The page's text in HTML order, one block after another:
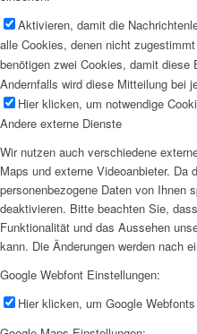
Aktivieren, damit die
alle Cookies, denen nicht
benötigen zwei Cookies, damit diese
Andernfalls wird diese Mitteilung bei
Hier klicken, um notwendige
Andere externe Dienste
Wir nutzen auch verschiedene
Maps und externe Videoanbieter. Da
personenbezogene Daten von Ihnen
deaktivieren. Bitte beachten Sie,
Funktionalität und das Aussehen
kann. Die Änderungen werden nach
Google Webfont Einstellungen:
Hier klicken, um Google